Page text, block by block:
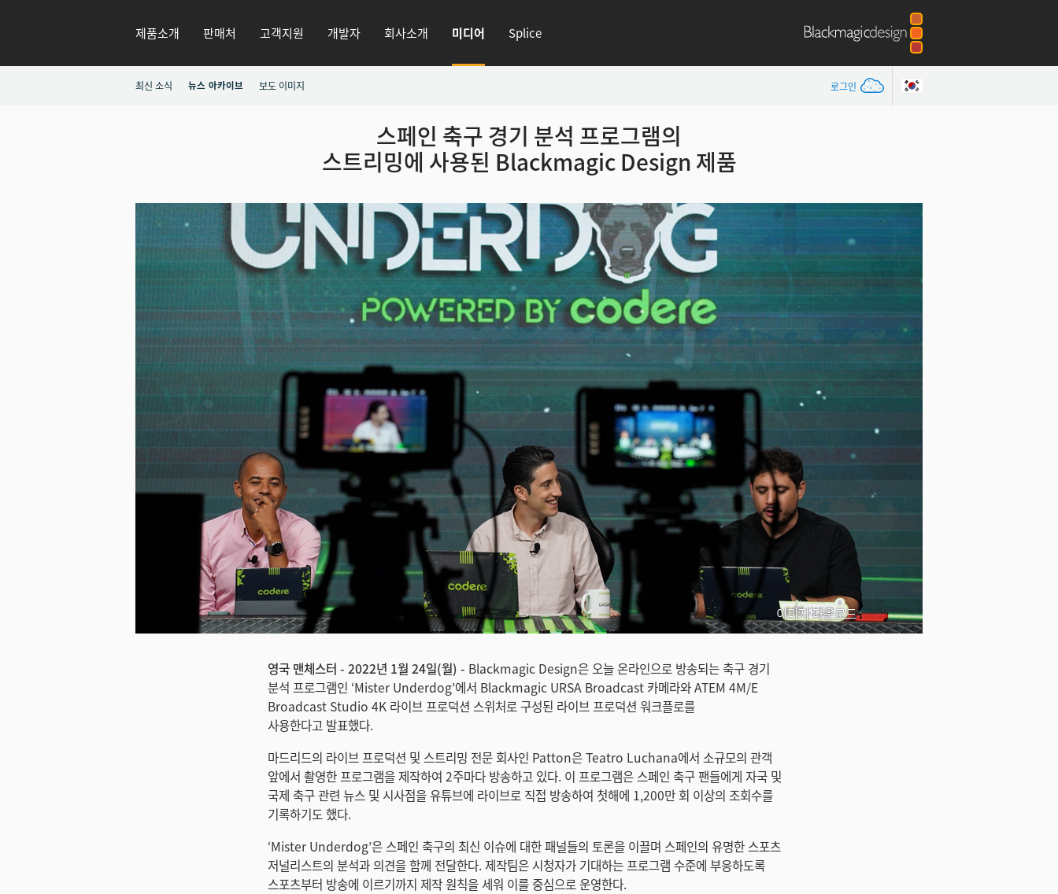
제품소개 판매처 고객지원 개발자 회사소개 미디어 Splice
로그인
최신 소식 뉴스 아카이브 보도 이미지
스페인 축구 경기 분석 프로그램의
스트리밍에 사용된 Blackmagic Design 제품
이미지 다운로드
영국 맨체스터 - 2022년 1월 24일(월) - Blackmagic Design은 오늘 온라인으로 방송되는 축구 경기
분석 프로그램인 ‘Mister Underdog’에서 Blackmagic URSA Broadcast 카메라와 ATEM 4M/E
Broadcast Studio 4K 라이브 프로덕션 스위처로 구성된 라이브 프로덕션 워크플로를
사용한다고 발표했다.
마드리드의 라이브 프로덕션 및 스트리밍 전문 회사인 Patton은 Teatro Luchana에서 소규모의 관객
앞에서 촬영한 프로그램을 제작하여 2주마다 방송하고 있다. 이 프로그램은 스페인 축구 팬들에게 자국 및
국제 축구 관련 뉴스 및 시사점을 유튜브에 라이브로 직접 방송하여 첫해에 1,200만 회 이상의 조회수를
기록하기도 했다.
‘Mister Underdog’은 스페인 축구의 최신 이슈에 대한 패널들의 토론을 이끌며 스페인의 유명한 스포츠
저널리스트의 분석과 의견을 함께 전달한다. 제작팀은 시청자가 기대하는 프로그램 수준에 부응하도록
스포츠부터 방송에 이르기까지 제작 원칙을 세워 이를 중심으로 운영한다.